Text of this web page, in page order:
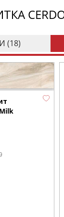
(18)